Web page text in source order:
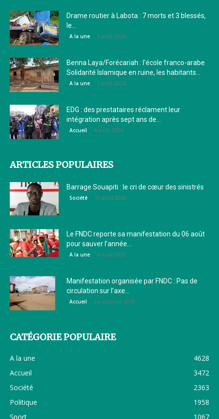
Drame routier à Labota : 7 morts et 3 blessés,
le...
A la une 5 août 2026
Benna Laya/Forécariah : l’école franco-arabe
Solidarité Islamique en ruine, les habitants...
A la une 5 août 2026
EDG : des prestataires réclament leur
intégration après sept ans de...
Accueil 4 août 2026
ARTICLES POPULAIRES
Barrage Souapiti : le cri de cœur des sinistrés
Société 11 août 2020
Le FNDC reporte sa manifestation du 06 août
pour sauver l’année...
A la une 4 août 2020
Manifestation organisée par FNDC : Pas de
circulation sur l’axe...
Accueil 14 octobre 2019
CATÉGORIE POPULAIRE
A la une
4628
Accueil
3472
Société
2363
Politique
1958
Sport
1067